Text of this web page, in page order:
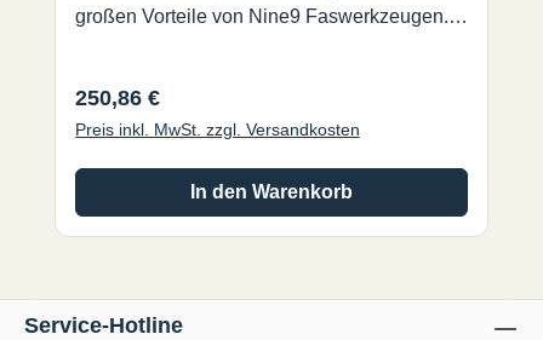
großen Vorteile von Nine9 Faswerkzeugen.
mal höhere Schnittgeschwindigkeit und einen
10 mal höheren Vorschub. Es ist eines der
Regulärer Preis:
250,86 €
Preis inkl. MwSt. zzgl. Versandkosten
In den Warenkorb
Service-Hotline